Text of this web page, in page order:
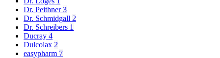
Dr. Peithner3
Dr. Schmidgall 2
Dr. Schreibers 1
Ducray 4
Dulcolax 2
easypharm 7